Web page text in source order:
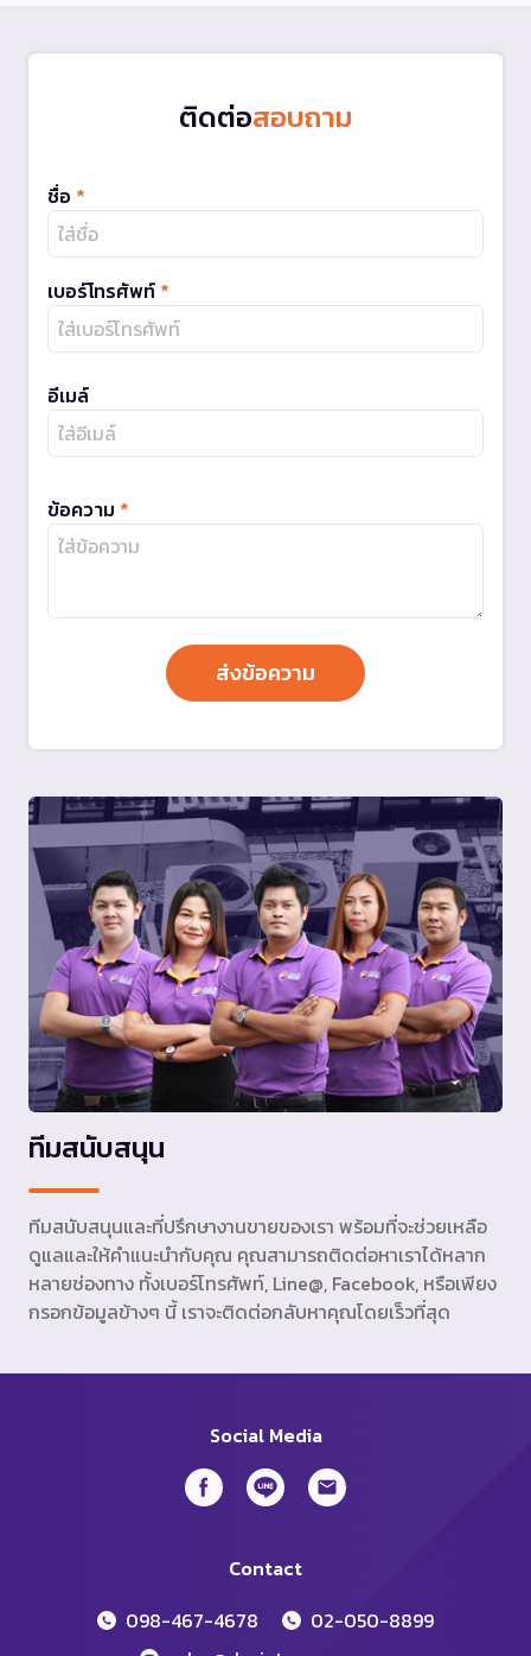
ติดต่อสอบถาม
ชื่อ *
เบอร์โทรศัพท์ *
อีเมล์
ข้อความ *
ทีมสนับสนุน
ทีมสนับสนุนและที่ปรึกษางานขายของเรา พร้อมที่จะช่วยเหลือ
ดูแลและให้คำแนะนำกับคุณ คุณสามารถติดต่อหาเราได้หลาก
หลายช่องทาง ทั้งเบอร์โทรศัพท์, Line@, Facebook, หรือเพียง
กรอกข้อมูลข้างๆ นี้ เราจะติดต่อกลับหาคุณโดยเร็วที่สุด
Social Media
Contact
098-467-4678
02-050-8899